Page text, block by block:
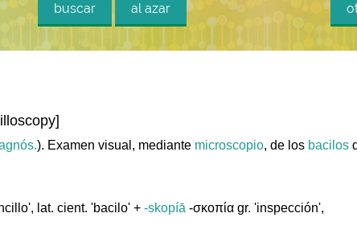
buscar al azar
). Examen visual, mediante microscopio, de los bacilos
lat. cient. 'bacilo' + -skopíā -σκοπία gr. 'inspección',